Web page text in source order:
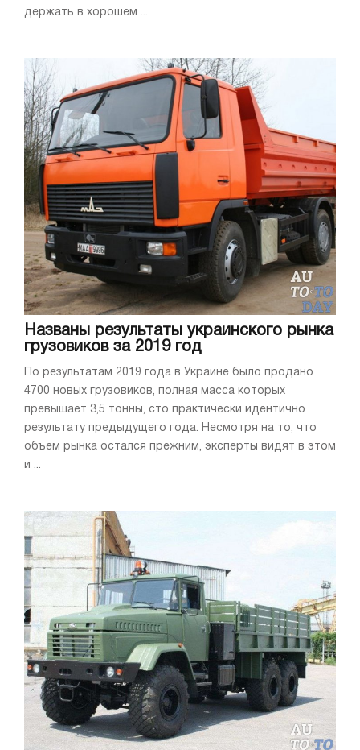
держать в хорошем ...
Названы результаты украинского рынка
грузовиков за 2019 год
По результатам 2019 года в Украине было продано
4700 новых грузовиков, полная масса которых
превышает 3,5 тонны, сто практически идентично
результату предыдущего года. Несмотря на то, что
объем рынка остался прежним, эксперты видят в этом
и ...